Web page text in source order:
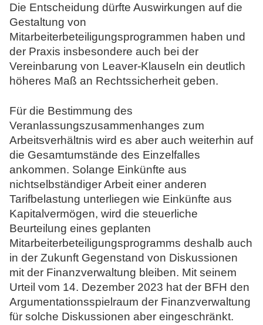
Die Entscheidung dürfte Auswirkungen auf die
Gestaltung von
Mitarbeiterbeteiligungsprogrammen haben und
der Praxis insbesondere auch bei der
Vereinbarung von Leaver-Klauseln ein deutlich
höheres Maß an Rechtssicherheit geben.
Für die Bestimmung des
Veranlassungszusammenhanges zum
Arbeitsverhältnis wird es aber auch weiterhin auf
die Gesamtumstände des Einzelfalles
ankommen. Solange Einkünfte aus
nichtselbständiger Arbeit einer anderen
Tarifbelastung unterliegen wie Einkünfte aus
Kapitalvermögen, wird die steuerliche
Beurteilung eines geplanten
Mitarbeiterbeteiligungsprogramms deshalb auch
in der Zukunft Gegenstand von Diskussionen
mit der Finanzverwaltung bleiben. Mit seinem
Urteil vom 14. Dezember 2023 hat der BFH den
Argumentationsspielraum der Finanzverwaltung
für solche Diskussionen aber eingeschränkt.